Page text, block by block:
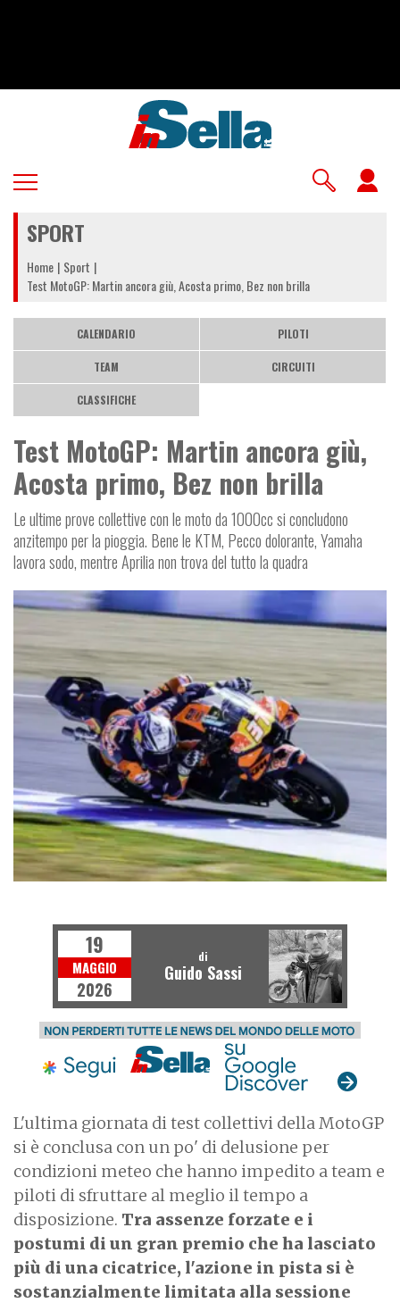
SPORT
Home Sport
Test MotoGP: Martin ancora giù, Acosta primo, Bez non brilla
CALENDARIO PILOTI
TEAM CIRCUITI
CLASSIFICHE
Test MotoGP: Martin ancora giù,
Acosta primo, Bez non brilla
Le ultime prove collettive con le moto da 1000cc si concludono
anzitempo per la pioggia. Bene le KTM, Pecco dolorante, Yamaha
lavora sodo, mentre Aprilia non trova del tutto la quadra
L'ultima giornata di test collettivi della MotoGP
si è conclusa con un po' di delusione per
condizioni meteo che hanno impedito a team e
piloti di sfruttare al meglio il tempo a
disposizione. Tra assenze forzate e i
postumi di un gran premio che ha lasciato
più di una cicatrice, l'azione in pista si è
sostanzialmente limitata alla sessione
19
MAGGIO
2026
di
Guido Sassi